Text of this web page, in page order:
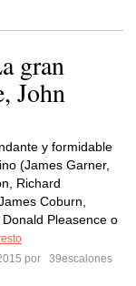
gran
John
y formidable
(James Garner,
Richard
Coburn,
Pleasence o
por
39escalones